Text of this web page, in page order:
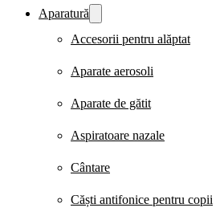
Aparatură
Accesorii pentru alăptat
Aparate aerosoli
Aparate de gătit
Aspiratoare nazale
Cântare
Căști antifonice pentru copii